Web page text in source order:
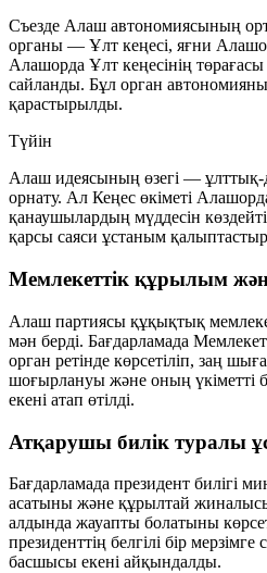
Съезде Алаш автономиясының
органы — Ұлт кеңесі, яғни
Алашорда Ұлт кеңесінің
сайланды. Бұл орган
қарастырылды.
Түйін
Алаш идеясының өзегі — ұлттық-
орнату. Ал Кеңес өкіметі
қанаушылардың мүддесін
қарсы саяси ұстаным
Мемлекеттік құрылым
Алаш партиясы құқықтық
мән берді. Бағдарламада
орган ретінде көрсетіліп, заң
шоғырлануы және оның үкіметті
екені атап өтілді.
Атқарушы билік туралы
Бағдарламада президент билігі
асатыны және құрылтай
алдында жауапты болатыны
президенттің белгілі бір
басшысы екені айқындалды.